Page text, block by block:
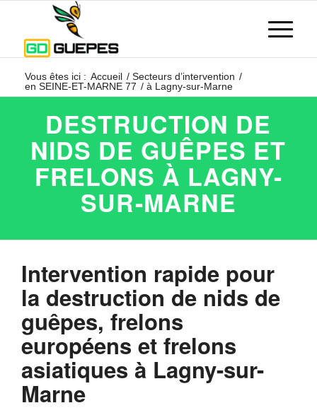
Vous êtes ici : Accueil / Secteurs d’intervention /
en SEINE-ET-MARNE 77 / à Lagny-sur-Marne
DESTRUCTION DE
NIDS DE GUÊPES ET
FRELONS À LAGNY-
SUR-MARNE
Intervention rapide pour
la destruction de nids de
guêpes, frelons
européens et frelons
asiatiques à Lagny-sur-
Marne